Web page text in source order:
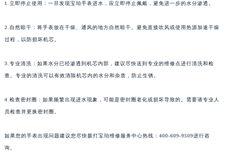
1.立即停止使用：一旦发现宝珀手表进水，应立即停止佩戴，避免进一步的水分渗透。
2.自然晾干：将手表放在干燥、通风的地方自然晾干。避免直接吹风或使用热源加速干燥
过程，以防损坏机芯。
3.专业清洗：如果水分已经渗透到机芯内部，建议尽快送到专业的维修点进行清洗和检
查。专业的清洗可以有效清除机芯内的水分和杂质，防止生锈。
4.检查密封圈：如果频繁出现进水现象，可能是密封圈老化或损坏导致的。需要请专业人
员检查并更换密封圈。
如果您的手表出现问题建议您尽快拨打宝珀维修服务中心热线：400-609-9509进行咨
询。